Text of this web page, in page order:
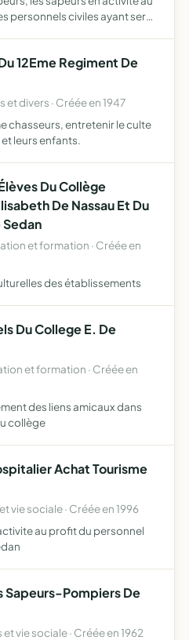
personnels civiles ayant servi
12Eme Regiment De
divers · Créée en 1947
chasseurs, entretenir le culte
leurs enfants.
Du Collège
De Nassau Et Du
Sedan
et formation · Créée en
des établissements
Du College E. De
et formation · Créée en
des liens amicaux dans
collège
Achat Tourisme
vie sociale · Créée en 1996
au profit du personnel
Sapeurs-Pompiers De
vie sociale · Créée en 1962